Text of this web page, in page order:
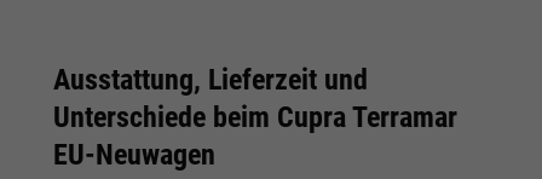
Ausstattung, Lieferzeit und
Unterschiede beim Cupra Terramar
EU-Neuwagen